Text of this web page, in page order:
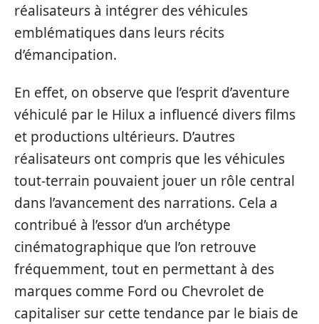
réalisateurs à intégrer des véhicules
emblématiques dans leurs récits
d’émancipation.
En effet, on observe que l’esprit d’aventure
véhiculé par le Hilux a influencé divers films
et productions ultérieurs. D’autres
réalisateurs ont compris que les véhicules
tout-terrain pouvaient jouer un rôle central
dans l’avancement des narrations. Cela a
contribué à l’essor d’un archétype
cinématographique que l’on retrouve
fréquemment, tout en permettant à des
marques comme Ford ou Chevrolet de
capitaliser sur cette tendance par le biais de